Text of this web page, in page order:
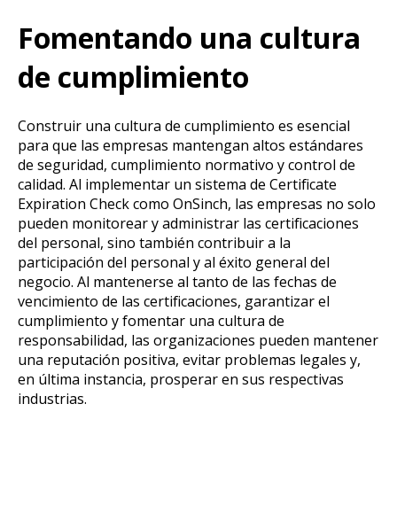
Fomentando una cultura
de cumplimiento
Construir una cultura de cumplimiento es esencial
para que las empresas mantengan altos estándares
de seguridad, cumplimiento normativo y control de
calidad. Al implementar un sistema de Certificate
Expiration Check como OnSinch, las empresas no solo
pueden monitorear y administrar las certificaciones
del personal, sino también contribuir a la
participación del personal y al éxito general del
negocio. Al mantenerse al tanto de las fechas de
vencimiento de las certificaciones, garantizar el
cumplimiento y fomentar una cultura de
responsabilidad, las organizaciones pueden mantener
una reputación positiva, evitar problemas legales y,
en última instancia, prosperar en sus respectivas
industrias.